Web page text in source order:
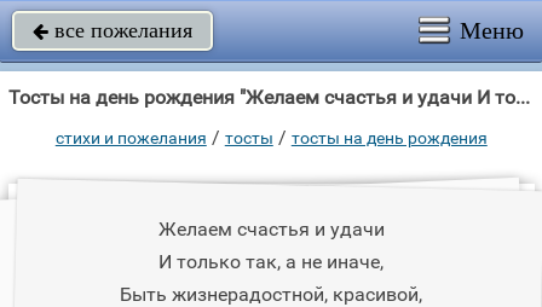
 все пожелания Меню
Тосты на день рождения "Желаем счастья и удачи И только так, а не иначе, Быть жизнерадостной,"
стихи и пожелания / тосты / тосты на день рождения
Желаем счастья и удачи
И только так, а не иначе,
Быть жизнерадостной, красивой,